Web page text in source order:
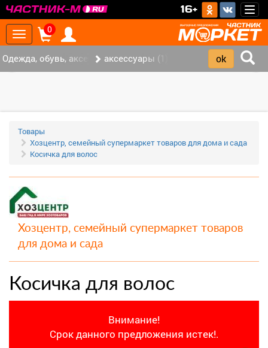
16+
Toggle
navigation
0
Одежда, обувь, аксессуары (5)аксессуары (1)
Товары
Хозцентр, семейный супермаркет товаров для дома и сада
Косичка для волос
Хозцентр, семейный супермаркет товаров
для дома и сада
Косичка для волос
Внимание!
Срок данного предложения истек!.
‹ ›